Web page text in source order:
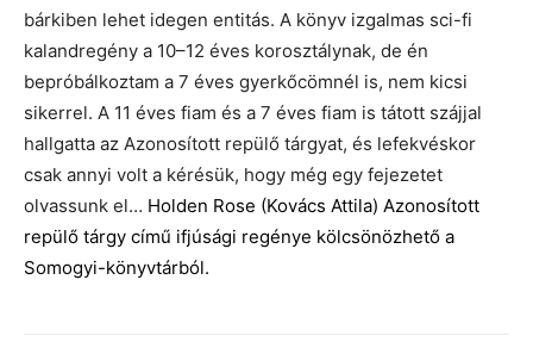
bárkiben lehet idegen entitás. A könyv izgalmas sci-fi
kalandregény a 10–12 éves korosztálynak, de én
bepróbálkoztam a 7 éves gyerkőcömnél is, nem kicsi
sikerrel. A 11 éves fiam és a 7 éves fiam is tátott szájjal
hallgatta az Azonosított repülő tárgyat, és lefekvéskor
csak annyi volt a kérésük, hogy még egy fejezetet
olvassunk el… Holden Rose (Kovács Attila) Azonosított
repülő tárgy című ifjúsági regénye kölcsönözhető a
Somogyi-könyvtárból.